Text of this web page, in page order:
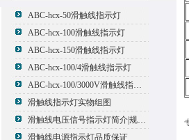
ABC-hcx-50滑触线指示灯
ABC-hcx-100滑触线指示灯
ABC-hcx-150滑触线指示灯
ABC-hcx-100/4滑触线指示灯
ABC-hcx-100/3000V滑触线指示灯
滑触线指示灯实物组图
滑触线电压信号指示灯简介|规格|型号
滑触线电源指示灯品质保证